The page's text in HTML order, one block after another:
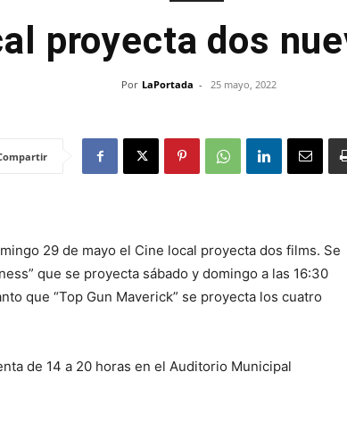
proyecta dos
Por LaPortada - 25 mayo, 2022
29 de mayo el Cine local proyecta dos films. Se
que se proyecta sábado y domingo a las 16:30
que “Top Gun Maverick” se proyecta los cuatro
de 14 a 20 horas en el Auditorio Municipal